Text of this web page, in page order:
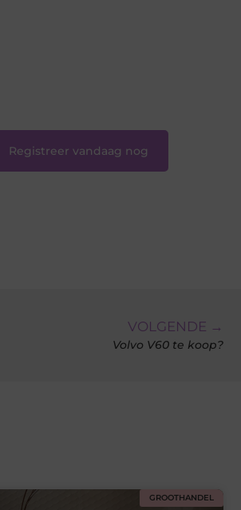
Registreer vandaag nog
VOLGENDE →
Volvo V60 te koop?
GROOTHANDEL